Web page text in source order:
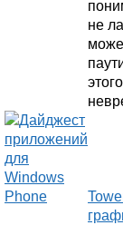
не